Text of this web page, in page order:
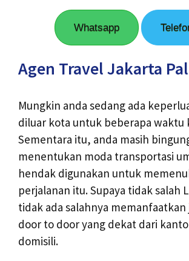
Whatsapp
Agen Travel Jakarta
Mungkin anda sedang ada
diluar kota untuk beberapa waktu
Sementara itu, anda masih
menentukan moda transportasi
hendak digunakan untuk
perjalanan itu. Supaya tidak salah
tidak ada salahnya memanfaatkan
door to door yang dekat dari
domisili.